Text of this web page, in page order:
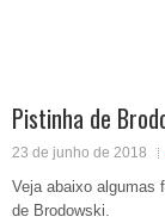
Pistinha de
23 de junho de 2018
Veja abaixo algumas
de Brodowski.